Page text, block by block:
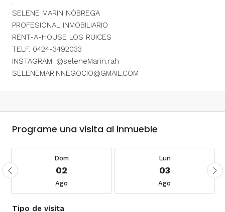
SELENE MARIN NÓBREGA
PROFESIONAL INMOBILIARIO
RENT-A-HOUSE LOS RUICES
TELF: 0424-3492033
INSTAGRAM: @seleneMarin.rah
SELENEMARINNEGOCIO@GMAIL.COM
Programe una visita al inmueble
Dom
02
Ago
Lun
03
Ago
Tipo de visita